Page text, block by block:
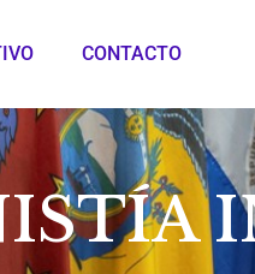
CONTACTO